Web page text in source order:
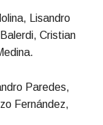
Lisandro
Cristian
Paredes,
Fernández,